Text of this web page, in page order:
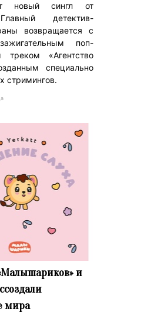
новый сингл от
детектив-
возвращается с
поп-
треком «Агентство
специально
стримингов.
и
мира